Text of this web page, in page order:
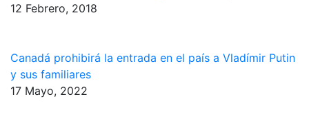
12 Febrero, 2018
Canadá prohibirá la entrada en el país a Vladímir Putin
y sus familiares
17 Mayo, 2022